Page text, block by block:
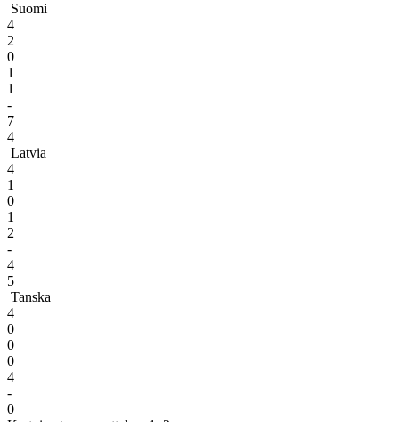
Suomi
4
2
0
1
1
-
7
4
Latvia
4
1
0
1
2
-
4
5
Tanska
4
0
0
0
4
-
0